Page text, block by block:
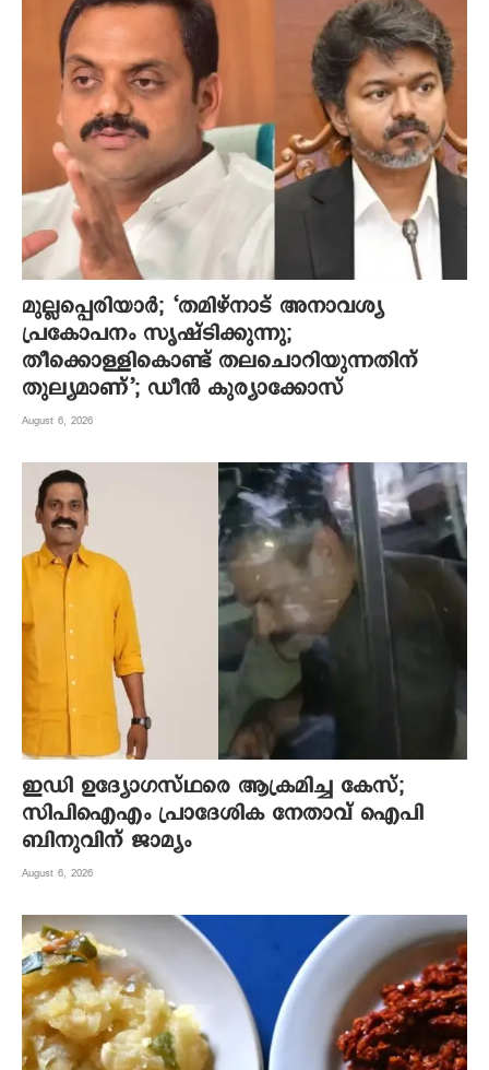
മുല്ലപ്പെരിയാര്‍; ‘തമിഴ്നാട് അനാവശ്യ
പ്രകോപനം സൃഷ്ടിക്കുന്നു;
തീക്കൊള്ളികൊണ്ട് തലചൊറിയുന്നതിന്
തുല്യമാണ്’; ഡീന്‍ കുര്യാക്കോസ്
August 6, 2026
ഇഡി ഉദ്യോഗസ്ഥരെ ആക്രമിച്ച കേസ്;
സിപിഐഎം പ്രാദേശിക നേതാവ് ഐപി
ബിനുവിന് ജാമ്യം
August 6, 2026